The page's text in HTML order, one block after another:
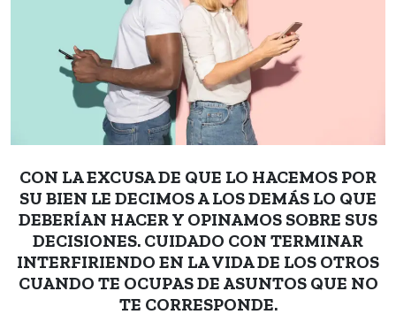
CON LA EXCUSA DE QUE LO HACEMOS POR
SU BIEN LE DECIMOS A LOS DEMÁS LO QUE
DEBERÍAN HACER Y OPINAMOS SOBRE SUS
DECISIONES. CUIDADO CON TERMINAR
INTERFIRIENDO EN LA VIDA DE LOS OTROS
CUANDO TE OCUPAS DE ASUNTOS QUE NO
TE CORRESPONDE.